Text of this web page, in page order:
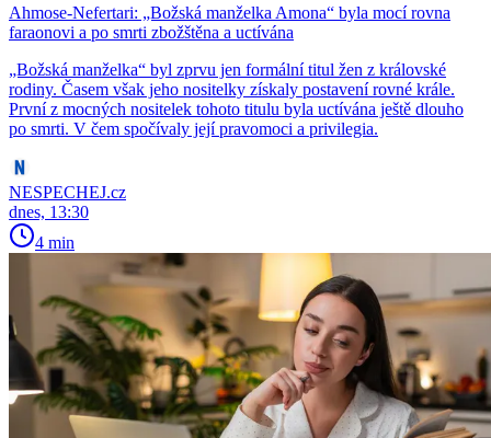
Ahmose-Nefertari: „Božská manželka Amona“ byla mocí rovna
faraonovi a po smrti zbožštěna a uctívána
​​​​​​​„Božská manželka“ byl zprvu jen formální titul žen z královské
rodiny. Časem však jeho nositelky získaly postavení rovné krále.
První z mocných nositelek tohoto titulu byla uctívána ještě dlouho
po smrti. V čem spočívaly její pravomoci a privilegia.
NESPECHEJ.cz
dnes, 13:30
4 min